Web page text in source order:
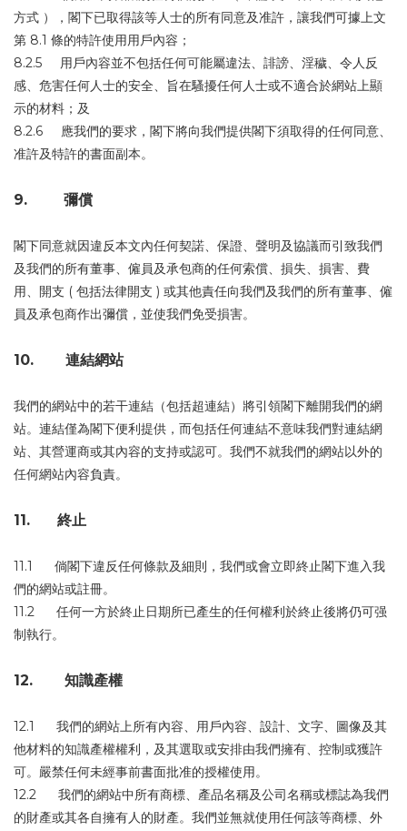
方式 ），閣下已取得該等人士的所有同意及准許，讓我們可據上文
第 8.1 條的特許使用用戶內容；
8.2.5 用戶內容並不包括任何可能屬違法、誹謗、淫穢、令人反
感、危害任何人士的安全、旨在騷擾任何人士或不適合於網站上顯
示的材料；及
8.2.6 應我們的要求，閣下將向我們提供閣下須取得的任何同意、
准許及特許的書面副本。
9. 彌償
閣下同意就因違反本文內任何契諾、保證、聲明及協議而引致我們
及我們的所有董事、僱員及承包商的任何索償、損失、損害、費
用、開支 ( 包括法律開支 ) 或其他責任向我們及我們的所有董事、僱
員及承包商作出彌償，並使我們免受損害。
10. 連結網站
我們的網站中的若干連結（包括超連結）將引領閣下離開我們的網
站。連結僅為閣下便利提供，而包括任何連結不意味我們對連結網
站、其營運商或其內容的支持或認可。我們不就我們的網站以外的
任何網站內容負責。
11. 終止
11.1 倘閣下違反任何條款及細則，我們或會立即終止閣下進入我
們的網站或註冊。
11.2 任何一方於終止日期所已產生的任何權利於終止後將仍可强
制執行。
12. 知識產權
12.1 我們的網站上所有內容、用戶內容、設計、文字、圖像及其
他材料的知識產權權利，及其選取或安排由我們擁有、控制或獲許
可。嚴禁任何未經事前書面批准的授權使用。
12.2 我們的網站中所有商標、產品名稱及公司名稱或標誌為我們
的財產或其各自擁有人的財產。我們並無就使用任何該等商標、外